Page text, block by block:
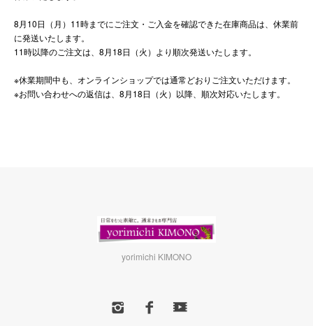
8月10日（月）11時までにご注文・ご入金を確認できた在庫商品は、休業前
に発送いたします。
11時以降のご注文は、8月18日（火）より順次発送いたします。
※休業期間中も、オンラインショップでは通常どおりご注文いただけます。
※お問い合わせへの返信は、8月18日（火）以降、順次対応いたします。
yorimichi KIMONO